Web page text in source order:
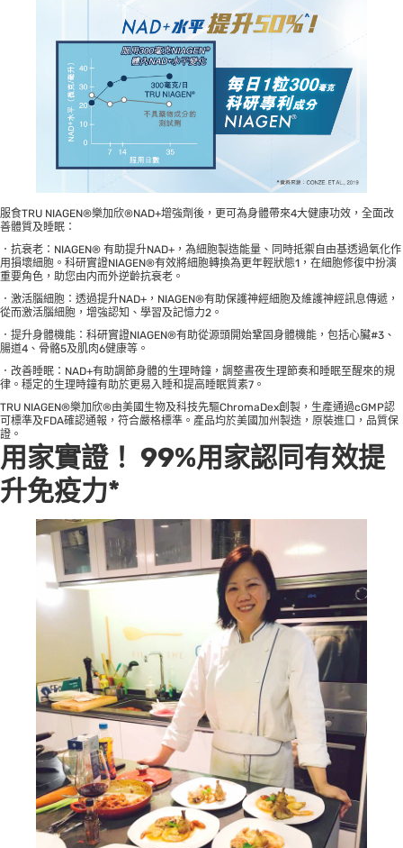
服食TRU NIAGEN®樂加欣®NAD+增強劑後，更可為身體帶來4大健康功效，全面改
善體質及睡眠：
．抗衰老：NIAGEN® 有助提升NAD+，為細胞製造能量、同時抵禦自由基透過氧化作
用損壞細胞。科研實證NIAGEN®有效將細胞轉換為更年輕狀態1，在細胞修復中扮演
重要角色，助您由内而外逆齡抗衰老。
．激活腦細胞：透過提升NAD+，NIAGEN®有助保護神經細胞及維護神經訊息傳遞，
從而激活腦細胞，增強認知、學習及記憶力2。
．提升身體機能：科研實證NIAGEN®有助從源頭開始鞏固身體機能，包括心臟#3、
腸道4、骨骼5及肌肉6健康等。
．改善睡眠：NAD+有助調節身體的生理時鐘，調整晝夜生理節奏和睡眠至醒來的規
律。穩定的生理時鐘有助於更易入睡和提高睡眠質素7。
TRU NIAGEN®樂加欣®由美國生物及科技先驅ChromaDex創製，生產通過cGMP認
可標準及FDA確認通報，符合嚴格標準。產品均於美國加州製造，原裝進口，品質保
證。
用家實證！ 99%用家認同有效提
升免疫力*